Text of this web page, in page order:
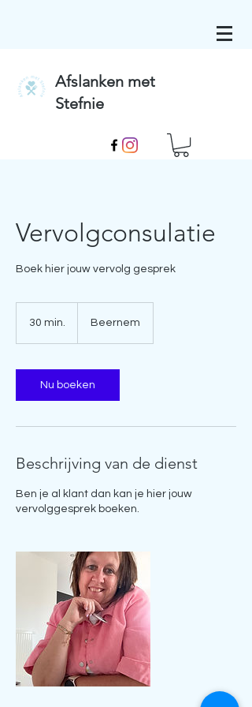
Afslanken met
Stefnie
Vervolgconsulatie
Boek hier jouw vervolg gesprek
30 min.
i
n
Beernem
Nu boeken
Beschrijving van de dienst
Ben je al klant dan kan je hier jouw
vervolggesprek boeken.